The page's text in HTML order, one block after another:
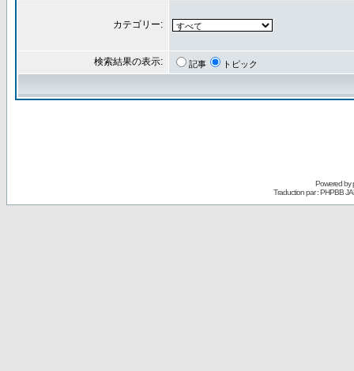
カテゴリー:
検索結果の表示: 記事 トピック
Powered by
Traduction par : PHPBB